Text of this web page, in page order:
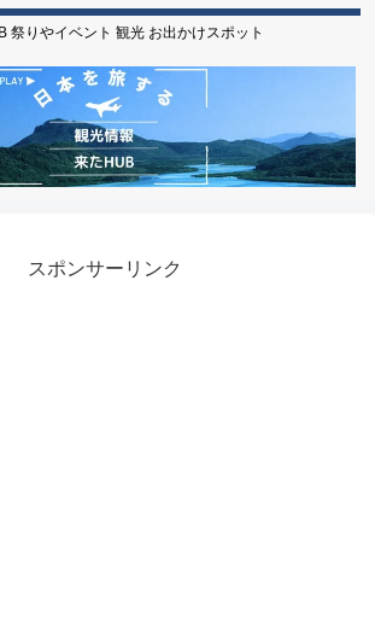
祭りやイベント 観光 お出かけスポット
スポンサーリンク